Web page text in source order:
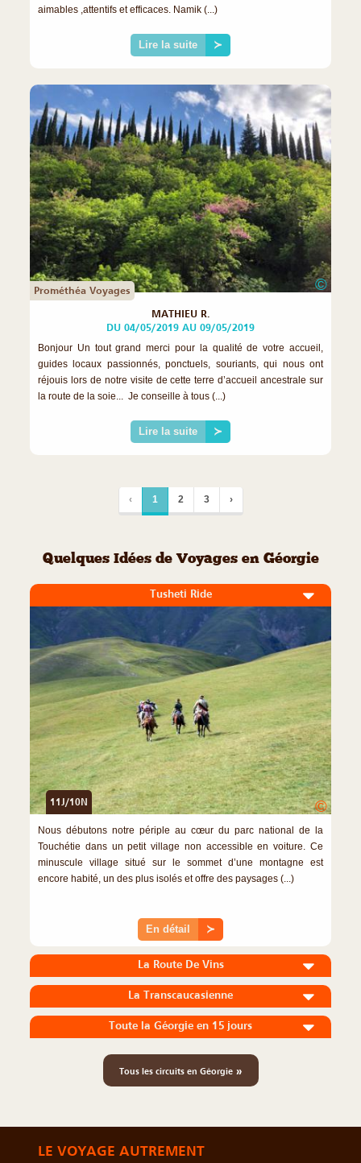
aimables ,attentifs et efficaces. Namik (...)
Lire la suite ≻
Prométhéa Voyages ©
MATHIEU R.
DU 04/05/2019 AU 09/05/2019
Bonjour Un tout grand merci pour la qualité de votre accueil,
guides locaux passionnés, ponctuels, souriants, qui nous ont
réjouis lors de notre visite de cette terre d’accueil ancestrale sur
la route de la soie... Je conseille à tous (...)
Lire la suite ≻
‹ 1 2 3 ›
Quelques Idées de Voyages en Géorgie
Tusheti Ride
11J/10N ©
Nous débutons notre périple au cœur du parc national de la
Touchétie dans un petit village non accessible en voiture. Ce
minuscule village situé sur le sommet d’une montagne est
encore habité, un des plus isolés et offre des paysages (...)
En détail ≻
La Route De Vins
La Transcaucasienne
Toute la Géorgie en 15 jours
Tous les circuits en Géorgie»
LE VOYAGE AUTREMENT